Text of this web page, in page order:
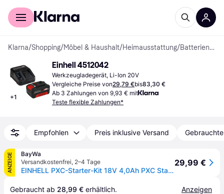
Für Shopper
Klarna/Shopping/Möbel & Haushalt/Heimausstattung/ Batterien & Akkus
+1
Einhell 4512042
Werkzeugladegerät, Li-Ion 20V
Vergleiche Preise von29,79 €bis83,30 €
Ab 3 Zahlungen von 9,93 € mit
Teste flexible Zahlungen*
Empfohlen Preis inklusive Versand
ANZEIGE
BayWa
Versandkostenfrei, 2–4 Tage
EINHELL PXC-Starter-Kit 18V 4,0Ah PXC Starter Kit 1 inkl. Akku und Ladegerät
29,99 €
Gebraucht ab 28,99 € erhältlich. Anzeigen